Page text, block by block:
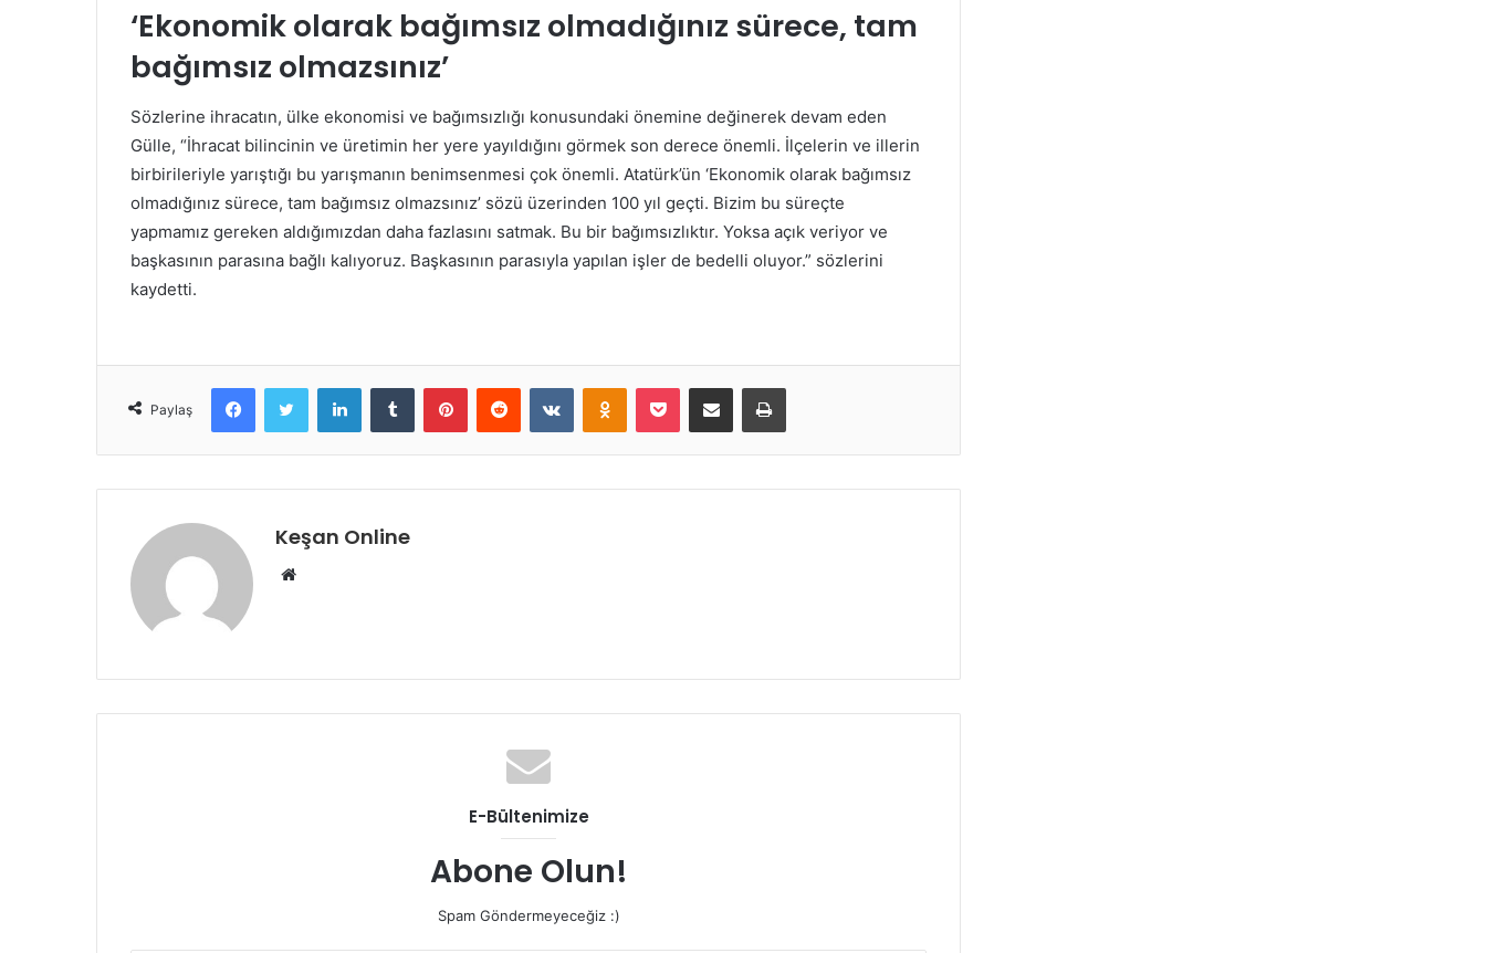
‘Ekonomik olarak bağımsız olmadığınız sürece, tam
bağımsız olmazsınız’
Sözlerine ihracatın, ülke ekonomisi ve bağımsızlığı konusundaki önemine değinerek devam eden
Gülle, “İhracat bilincinin ve üretimin her yere yayıldığını görmek son derece önemli. İlçelerin ve illerin
birbirileriyle yarıştığı bu yarışmanın benimsenmesi çok önemli. Atatürk’ün ‘Ekonomik olarak bağımsız
olmadığınız sürece, tam bağımsız olmazsınız’ sözü üzerinden 100 yıl geçti. Bizim bu süreçte
yapmamız gereken aldığımızdan daha fazlasını satmak. Bu bir bağımsızlıktır. Yoksa açık veriyor ve
başkasının parasına bağlı kalıyoruz. Başkasının parasıyla yapılan işler de bedelli oluyor.” sözlerini
kaydetti.
Paylaş
FacebookTwitter LinkedInTumblr PinterestReddit VKontakteOdnoklassniki
Pocket E-Posta ile paylaş Yazdır
Keşan Online
Web
E-Bültenimize
Abone Olun!
Spam Göndermeyeceğiz :)